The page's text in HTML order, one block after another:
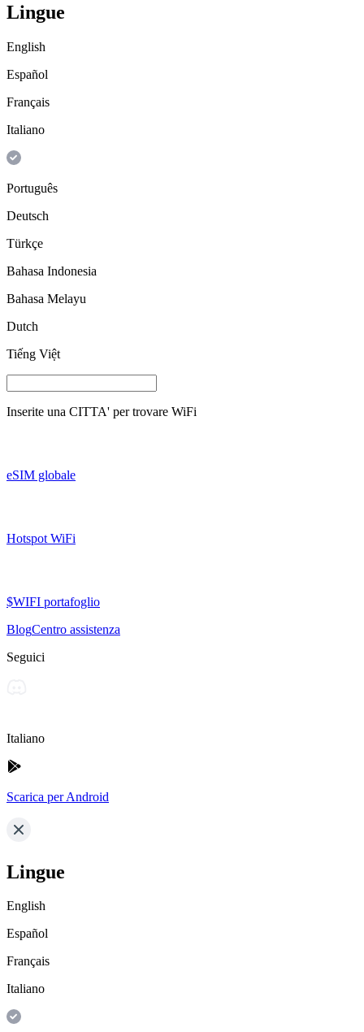
Lingue
English
Español
Français
Italiano
Português
Deutsch
Türkçe
Bahasa Indonesia
Bahasa Melayu
Dutch
Tiếng Việt
Inserite una CITTA' per trovare WiFi
eSIM globale
Hotspot WiFi
$WIFI portafoglio
BlogCentro assistenza
Seguici
Italiano
Scarica per Android
Lingue
English
Español
Français
Italiano